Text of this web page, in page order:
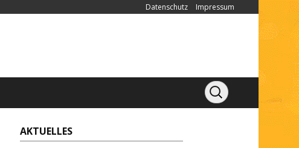
Datenschutz Impressum
AKTUELLES